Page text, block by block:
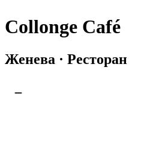
Collonge Café
Женева · Ресторан